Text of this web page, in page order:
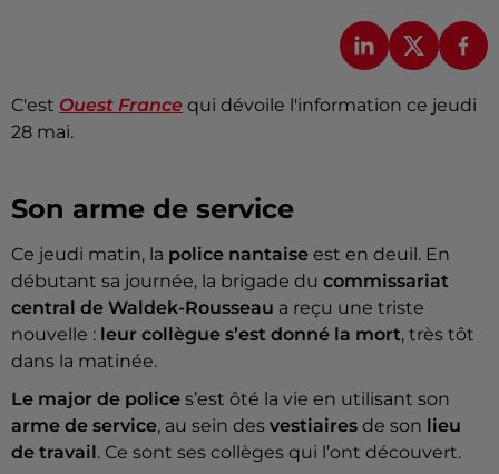
C'est Ouest France qui dévoile l'information ce jeudi
28 mai.
Son arme de service
Ce jeudi matin, la police nantaise est en deuil. En
débutant sa journée, la brigade du commissariat
central de Waldek-Rousseau a reçu une triste
nouvelle : leur collègue s’est donné la mort, très tôt
dans la matinée.
Le major de police s’est ôté la vie en utilisant son
arme de service, au sein des vestiaires de son lieu
de travail . Ce sont ses collèges qui l’ont découvert.